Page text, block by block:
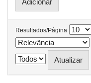
Resultados/Página